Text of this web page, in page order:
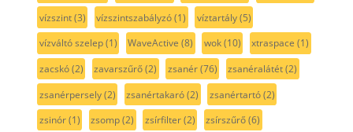
vízszint(3) vízszintszabályzó(1) víztartály(5)
vízváltó szelep(1) WaveActive (8) wok(10) xtraspace (1)
zacskó(2) zavarszűrő(2) zsanér(76) zsanéralátét(2)
zsanérpersely(2) zsanértakaró(2) zsanértartó(2)
zsinór(1) zsomp(2) zsírfilter(2) zsírszűrő(6)